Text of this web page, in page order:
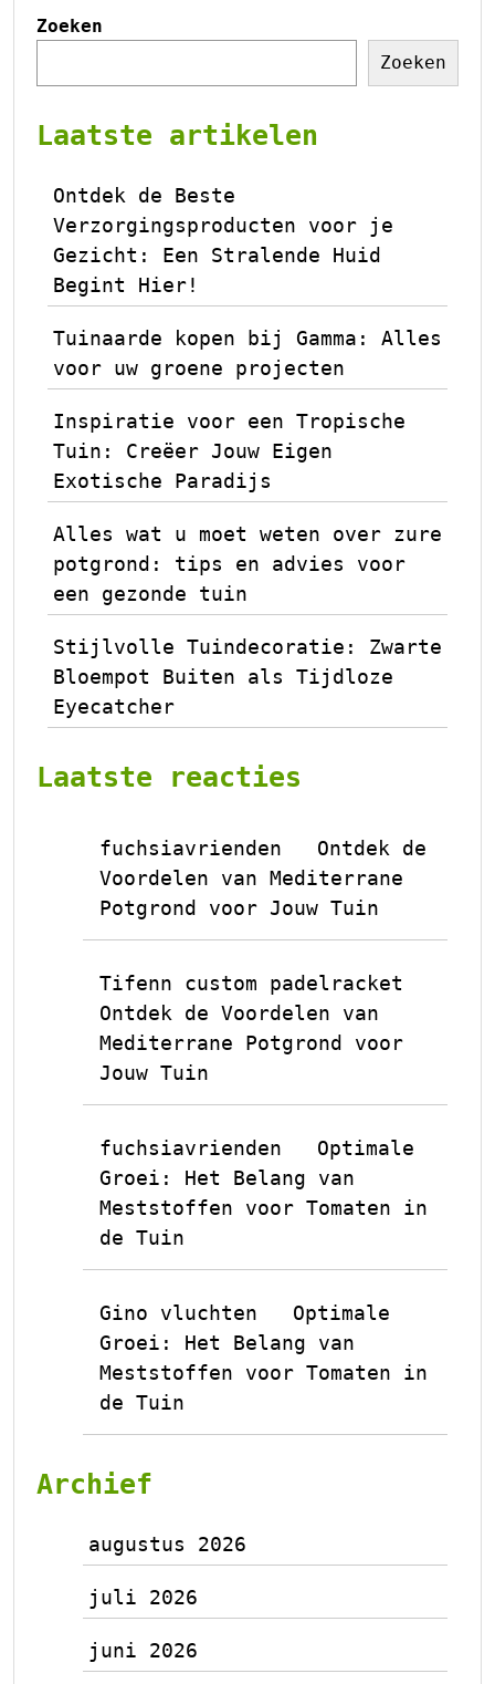
Zoeken
Zoeken
Laatste artikelen
Ontdek de Beste
Verzorgingsproducten voor je
Gezicht: Een Stralende Huid
Begint Hier!
Tuinaarde kopen bij Gamma: Alles
voor uw groene projecten
Inspiratie voor een Tropische
Tuin: Creëer Jouw Eigen
Exotische Paradijs
Alles wat u moet weten over zure
potgrond: tips en advies voor
een gezonde tuin
Stijlvolle Tuindecoratie: Zwarte
Bloempot Buiten als Tijdloze
Eyecatcher
Laatste reacties
fuchsiavrienden
Ontdek de
Voordelen van Mediterrane
Potgrond voor Jouw Tuin
Tifenn custom padelracket
Ontdek de Voordelen van
Mediterrane Potgrond voor
Jouw Tuin
fuchsiavrienden
Optimale
Groei: Het Belang van
Meststoffen voor Tomaten in
de Tuin
Gino vluchten
Optimale
Groei: Het Belang van
Meststoffen voor Tomaten in
de Tuin
Archief
augustus 2026
juli 2026
juni 2026